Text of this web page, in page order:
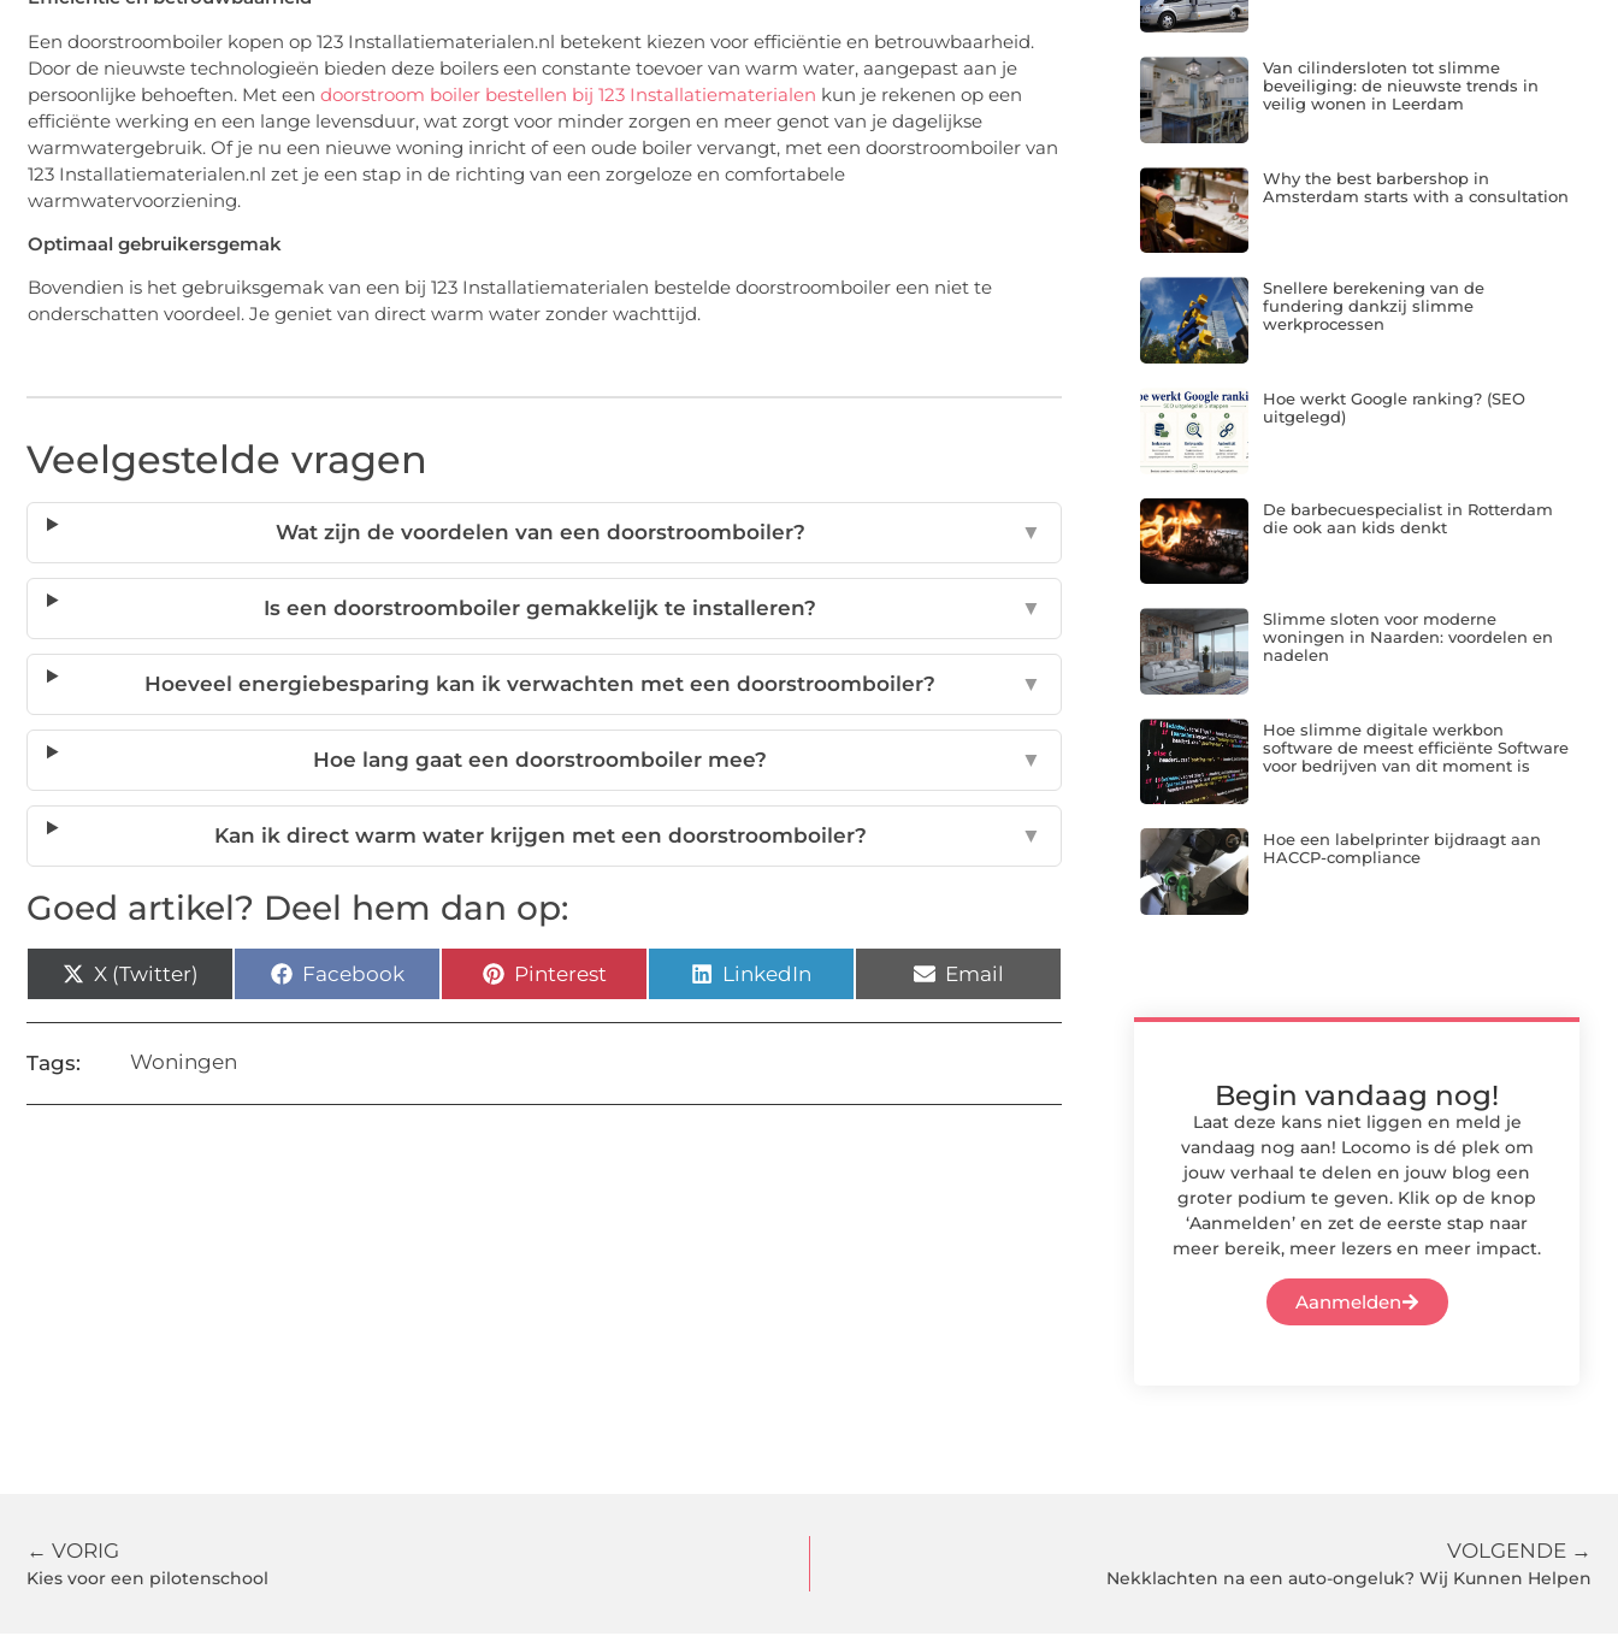
Een doorstroomboiler kopen op 123 Installatiematerialen.nl betekent kiezen voor efficiëntie en betrouwbaarheid.
Door de nieuwste technologieën bieden deze boilers een constante toevoer van warm water, aangepast aan je
persoonlijke behoeften. Met een doorstroom boiler bestellen bij 123 Installatiematerialen kun je rekenen op een
efficiënte werking en een lange levensduur, wat zorgt voor minder zorgen en meer genot van je dagelijkse
warmwatergebruik. Of je nu een nieuwe woning inricht of een oude boiler vervangt, met een doorstroomboiler van
123 Installatiematerialen.nl zet je een stap in de richting van een zorgeloze en comfortabele
warmwatervoorziening.
Optimaal gebruikersgemak
Bovendien is het gebruiksgemak van een bij 123 Installatiematerialen bestelde doorstroomboiler een niet te
onderschatten voordeel. Je geniet van direct warm water zonder wachttijd.
Veelgestelde vragen
Wat zijn de voordelen van een doorstroomboiler? ▼
Is een doorstroomboiler gemakkelijk te installeren? ▼
Hoeveel energiebesparing kan ik verwachten met een doorstroomboiler? ▼
Hoe lang gaat een doorstroomboiler mee? ▼
Kan ik direct warm water krijgen met een doorstroomboiler? ▼
Goed artikel? Deel hem dan op:
X (Twitter) Facebook Pinterest LinkedIn Email
Tags: Woningen
Van cilindersloten tot slimme
beveiliging: de nieuwste trends in
veilig wonen in Leerdam
Why the best barbershop in
Amsterdam starts with a consultation
Snellere berekening van de
fundering dankzij slimme
werkprocessen
Hoe werkt Google ranking? (SEO
uitgelegd)
De barbecuespecialist in Rotterdam
die ook aan kids denkt
Slimme sloten voor moderne
woningen in Naarden: voordelen en
nadelen
Hoe slimme digitale werkbon
software de meest efficiënte Software
voor bedrijven van dit moment is
Hoe een labelprinter bijdraagt aan
HACCP-compliance
Begin vandaag nog!
Laat deze kans niet liggen en meld je
vandaag nog aan! Locomo is dé plek om
jouw verhaal te delen en jouw blog een
groter podium te geven. Klik op de knop
‘Aanmelden’ en zet de eerste stap naar
meer bereik, meer lezers en meer impact.
Aanmelden
← VORIG
Kies voor een pilotenschool
VOLGENDE →
Nekklachten na een auto-ongeluk? Wij Kunnen Helpen